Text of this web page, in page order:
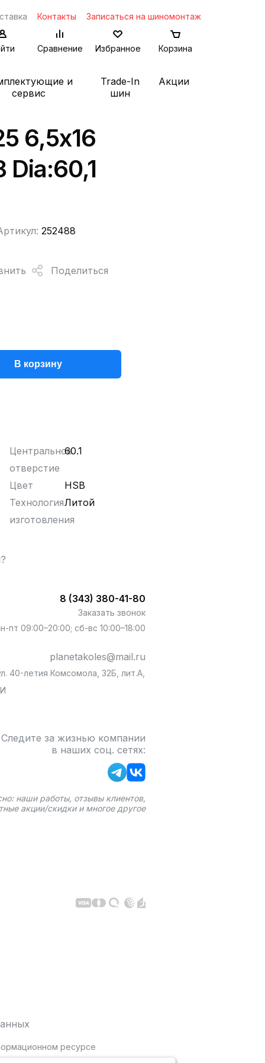
Контакты Записаться на шиномонтаж
Сравнение Избранное Корзина
и
сервис
Trade-In
шин
Акции
6,5x16
Dia:60,1
252488
Поделиться
В корзину
Центральное
отверстие
60.1
Цвет
HSB
Технология
изготовления
Литой
8 (343) 380-41-80
Заказать звонок
пт 09:00–20:00; сб-вс 10:00–18:00
planetakoles@mail.ru
40-летия Комсомола, 32Б, лит.А,
Следите за жизнью компании
в наших соц. сетях:
наши работы, отзывы клиентов,
акции/скидки и многое другое
ресурсе